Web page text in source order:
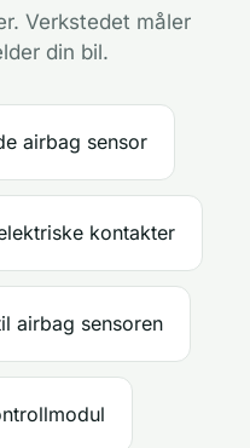
Verkstedet måler
din bil.
airbag sensor
kontakter
airbag sensoren